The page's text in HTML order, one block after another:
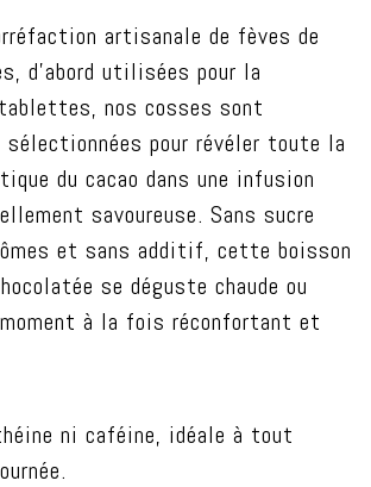
artisanale de fèves de
d’abord utilisées pour la
nos cosses sont
sélectionnées pour révéler toute la
du cacao dans une infusion
savoureuse. Sans sucre
et sans additif, cette boisson
se déguste chaude ou
à la fois réconfortant et
ni caféine, idéale à tout